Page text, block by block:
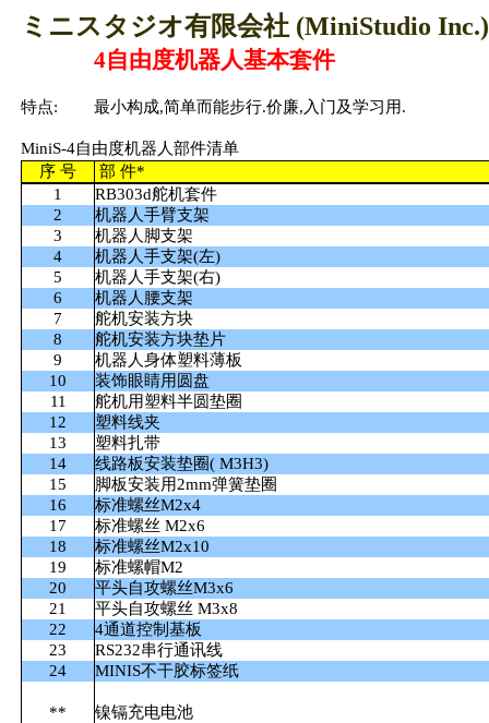
ミニスタジオ有限会社 (MiniStudio Inc.)
4自由度机器人基本套件
特点: 最小构成,简单而能步行.价廉,入门及学习用.
MiniS-4自由度机器人部件清单
序 号
部 件*
1
RB303d舵机套件
2
机器人手臂支架
3
机器人脚支架
4
机器人手支架(左)
5
机器人手支架(右)
6
机器人腰支架
7
舵机安装方块
8
舵机安装方块垫片
9
机器人身体塑料薄板
10
装饰眼睛用圆盘
11
舵机用塑料半圆垫圈
12
塑料线夹
13
塑料扎带
14
线路板安装垫圈( M3H3)
15
脚板安装用2mm弹簧垫圈
16
标准螺丝M2x4
17
标准螺丝 M2x6
18
标准螺丝M2x10
19
标准螺帽M2
20
平头自攻螺丝M3x6
21
平头自攻螺丝 M3x8
22
4通道控制基板
23
RS232串行通讯线
24
MINIS不干胶标签纸
**
镍镉充电电池